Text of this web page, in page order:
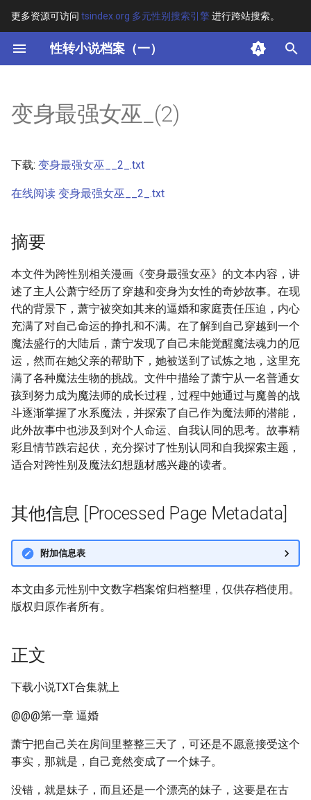
更多资源可访问 tsindex.org 多元性别搜索引擎进行跨站搜索。
性转小说档案（一）
键
开
搜
索
其他信息 [Processed Page
变身最强女巫_(2)
下载: 变身最强女巫__2_.txt
在线阅读 变身最强女巫__2_.txt
摘要
本文件为跨性别相关漫画《变身最强女巫》的文本内容，讲
述了主人公萧宁经历了穿越和变身为女性的奇妙故事。在现
代的背景下，萧宁被突如其来的逼婚和家庭责任压迫，内心
充满了对自己命运的挣扎和不满。在了解到自己穿越到一个
魔法盛行的大陆后，萧宁发现了自己未能觉醒魔法魂力的厄
运，然而在她父亲的帮助下，她被送到了试炼之地，这里充
满了各种魔法生物的挑战。文件中描绘了萧宁从一名普通女
孩到努力成为魔法师的成长过程，过程中她通过与魔兽的战
斗逐渐掌握了水系魔法，并探索了自己作为魔法师的潜能，
此外故事中也涉及到对个人命运、自我认同的思考。故事精
彩且情节跌宕起伏，充分探讨了性别认同和自我探索主题，
适合对跨性别及魔法幻想题材感兴趣的读者。
其他信息 [Processed Page Metadata]
附加信息表
本文由多元性别中文数字档案馆归档整理，仅供存档使用。
版权归原作者所有。
正文
下载小说TXT合集就上
@@@第一章 逼婚
萧宁把自己关在房间里整整三天了，可还是不愿意接受这个
事实，那就是，自己竟然变成了一个妹子。
没错，就是妹子，而且还是一个漂亮的妹子，这要是在古